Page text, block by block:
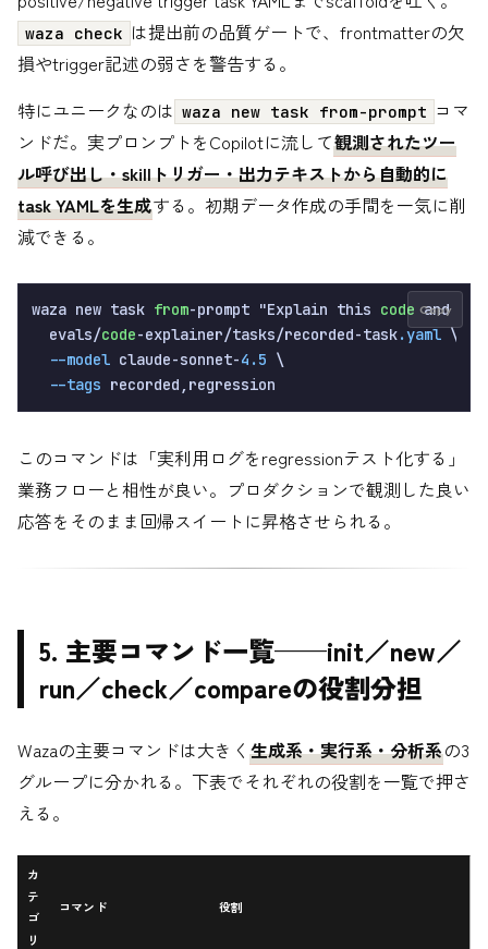
waza check は提出前の品質ゲートで、frontmatterの欠
損やtrigger記述の弱さを警告する。
特にユニークなのは waza new task from-prompt コマ
ンドだ。実プロンプトをCopilotに流して観測されたツー
ル呼び出し・skillトリガー・出力テキストから自動的に
task YAMLを生成する。初期データ作成の手間を一気に削
減できる。
waza new task from-prompt "Explain this code and
  evals/
code-explainer/tasks/recorded-task.yaml \
--model claude-sonnet-4.5 \
--tags
Copy
このコマンドは「実利用ログをregressionテスト化する」
業務フローと相性が良い。プロダクションで観測した良い
応答をそのまま回帰スイートに昇格させられる。
5. 主要コマンド一覧——init／new／
run／check／compareの役割分担
Wazaの主要コマンドは大きく 生成系・実行系・分析系の3
グループに分かれる。下表でそれぞれの役割を一覧で押さ
える。
カ
テ
ゴ
リ
コマンド 役割